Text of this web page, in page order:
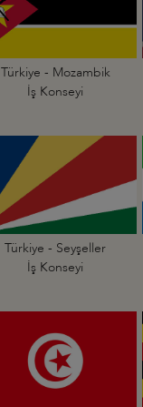
Türkiye - Mozambik
İş Konseyi
Türkiye - Seyşeller
İş Konseyi